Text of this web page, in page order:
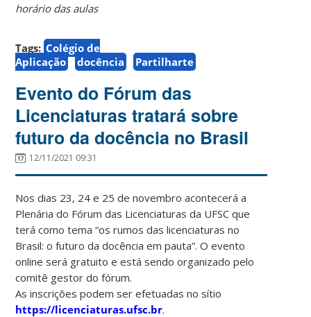
horário das aulas
Tags: Colégio de
Aplicação
docência Partilharte
Evento do Fórum das
Licenciaturas tratará sobre
futuro da docência no Brasil
12/11/2021 09:31
Nos dias 23, 24 e 25 de novembro acontecerá a
Plenária do Fórum das Licenciaturas da UFSC que
terá como tema “os rumos das licenciaturas no
Brasil: o futuro da docência em pauta”. O evento
online será gratuito e está sendo organizado pelo
comitê gestor do fórum.
As inscrições podem ser efetuadas no sítio
https://licenciaturas.ufsc.br.